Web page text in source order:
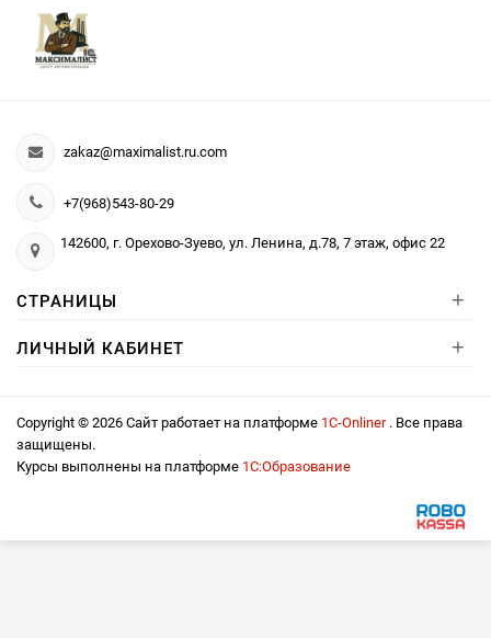
zakaz@maximalist.ru.com
+7(968)543-80-29
142600, г. Орехово-Зуево, ул. Ленина, д.78, 7 этаж, офис 22
СТРАНИЦЫ +
ЛИЧНЫЙ КАБИНЕТ +
Copyright © 2026 Сайт работает на платформе 1С-Onliner . Все права
защищены.
Курсы выполнены на платформе 1С:Образование